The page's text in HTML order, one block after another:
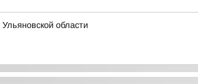
области